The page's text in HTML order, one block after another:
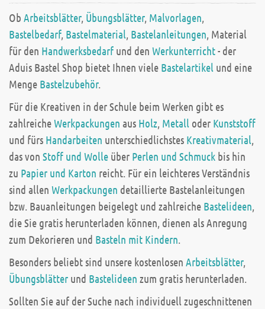
Ob Arbeitsblätter, Übungsblätter, Malvorlagen,
Bastelbedarf, Bastelmaterial, Bastelanleitungen, Material
für den Handwerksbedarf und den Werkunterricht- der
Aduis Bastel Shop bietet Ihnen viele Bastelartikel und eine
Menge Bastelzubehör.
Für die Kreativen in der Schule beim Werken gibt es
zahlreicheWerkpackungen aus Holz, Metall oder Kunststoff
und fürs Handarbeiten unterschiedlichstes Kreativmaterial,
das von Stoff und Wolle über Perlen und Schmuck bis hin
zu Papier und Karton reicht. Für ein leichteres Verständnis
sind allen Werkpackungen detaillierte Bastelanleitungen
bzw. Bauanleitungen beigelegt und zahlreiche Bastelideen,
die Sie gratis herunterladen können, dienen als Anregung
zum Dekorieren und Basteln mit Kindern.
Besonders beliebt sind unsere kostenlosen Arbeitsblätter,
Übungsblätter und Bastelideen zum gratis herunterladen.
Sollten Sie auf der Suche nach individuell zugeschnittenen